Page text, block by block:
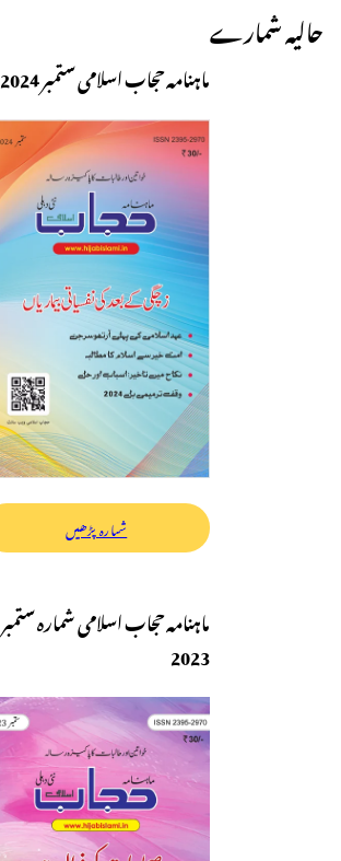
حالیہ شمارے
ماہنامہ حجاب اسلامی ستمبر 2024
شمارہ پڑھیں
ماہنامہ حجاب اسلامی شمارہ ستمبر
2023